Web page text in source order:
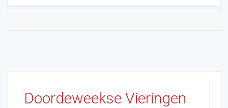
Doordeweekse Vieringen